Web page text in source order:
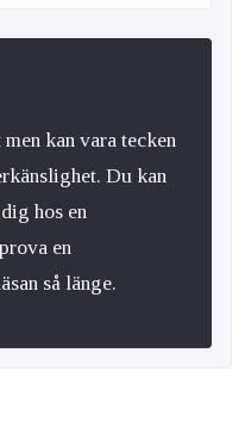
kan vara tecken
Du kan
hos en
en
så länge.